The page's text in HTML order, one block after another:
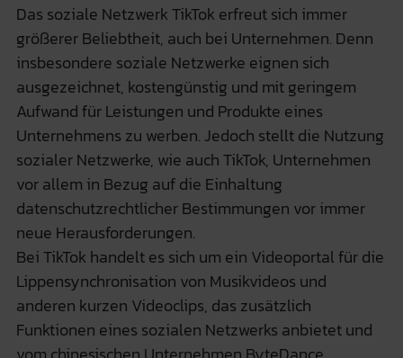
Das soziale Netzwerk TikTok erfreut sich immer
größerer Beliebtheit, auch bei Unternehmen. Denn
insbesondere soziale Netzwerke eignen sich
ausgezeichnet, kostengünstig und mit geringem
Aufwand für Leistungen und Produkte eines
Unternehmens zu werben. Jedoch stellt die Nutzung
sozialer Netzwerke, wie auch TikTok, Unternehmen
vor allem in Bezug auf die Einhaltung
datenschutzrechtlicher Bestimmungen vor immer
neue Herausforderungen.
Bei TikTok handelt es sich um ein Videoportal für die
Lippensynchronisation von Musikvideos und
anderen kurzen Videoclips, das zusätzlich
Funktionen eines sozialen Netzwerks anbietet und